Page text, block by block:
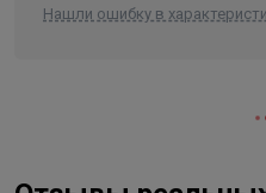
применять разделяющий
нержавеющей стали.
Нашли ошибку в